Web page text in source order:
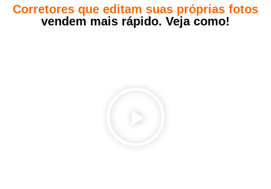
Corretores que editam suas próprias fotos
vendem mais rápido. Veja como!